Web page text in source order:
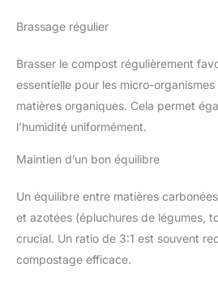
Brassage régulier
Brasser le compost régulièrement
essentielle pour les micro-
matières organiques. Cela permet
l’humidité uniformément.
Maintien d’un bon équilibre
Un équilibre entre matières
et azotées (épluchures de légumes,
crucial. Un ratio de 3:1 est souvent
compostage efficace.